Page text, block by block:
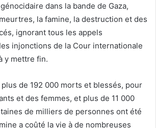
dans la bande de Gaza,
la famine, la destruction et des
ignorant tous les appels
injonctions de la Cour internationale
y mettre fin.
de 192 000 morts et blessés, pour
et des femmes, et plus de 11 000
de milliers de personnes ont été
a coûté la vie à de nombreuses